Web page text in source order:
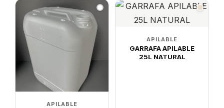
APILABLE
APILABLE
GARRAFA APILABLE
25L NATURAL